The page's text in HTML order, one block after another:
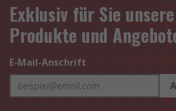
Exklusiv für Sie
Produkte und
E-Mail-Anschrift